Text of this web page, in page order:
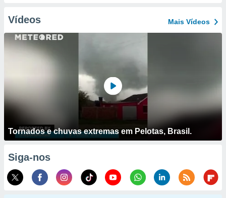
Vídeos Mais Vídeos
Tornados e chuvas extremas em Pelotas, Brasil.
Siga-nos